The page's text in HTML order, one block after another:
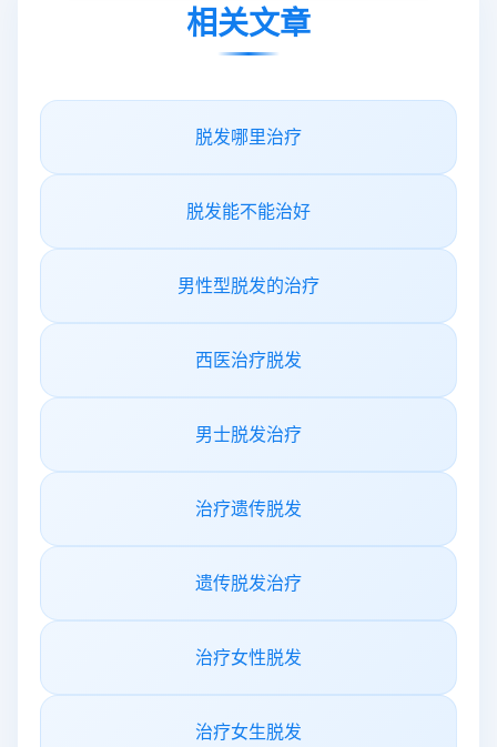
相关文章
脱发哪里治疗
脱发能不能治好
男性型脱发的治疗
西医治疗脱发
男士脱发治疗
治疗遗传脱发
遗传脱发治疗
治疗女性脱发
治疗女生脱发